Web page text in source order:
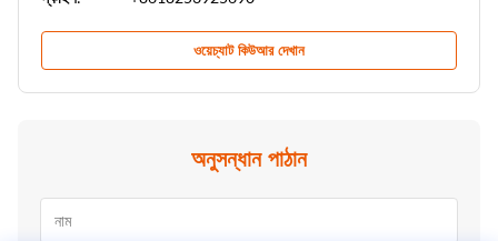
ওয়েচ্যাট কিউআর দেখান
অনুসন্ধান পাঠান